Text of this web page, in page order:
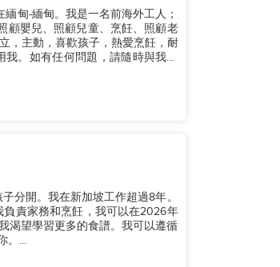
甸-緬甸。我是一名前海外工人；
顧嬰兒、照顧兒童、烹飪、照顧老
，主動，喜歡孩子，熱愛烹飪，耐
。如有任何問題，請隨時與我聯
分開。我在新加坡工作超過8年。
責家務和烹飪，我可以在2026年
渴望學習更多的食譜。我可以遵循
。...